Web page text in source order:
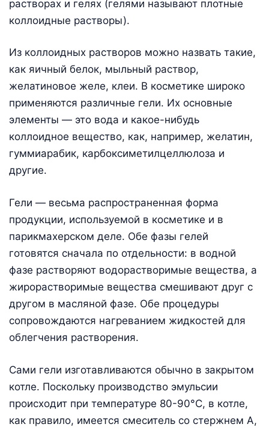
растворах и гелях (гелями называют плотные
коллоидные растворы).
Из коллоидных растворов можно назвать такие,
как яичный белок, мыльный раствор,
желатиновое желе, клеи. В косметике широко
применяются различные гели. Их основные
элементы — это вода и какое-нибудь
коллоидное вещество, как, например, желатин,
гуммиарабик, карбоксиметилцеллюлоза и
другие.
Гели — весьма распространенная форма
продукции, используемой в косметике и в
парикмахерском деле. Обе фазы гелей
готовятся сначала по отдельности: в водной
фазе растворяют водорастворимые вещества, а
жирорастворимые вещества смешивают друг с
другом в масляной фазе. Обе процедуры
сопровождаются нагреванием жидкостей для
облегчения растворения.
Сами гели изготавливаются обычно в закрытом
котле. Поскольку производство эмульсии
происходит при температуре 80-90°С, в котле,
как правило, имеется смеситель со стержнем А,